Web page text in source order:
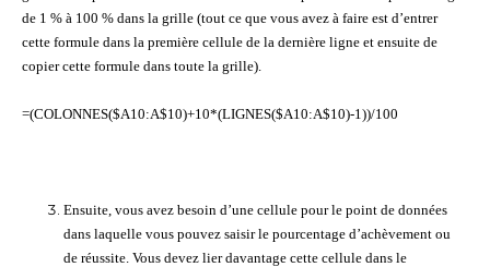
de 1 % à 100 % dans la grille (tout ce que vous avez à faire est d’entrer
cette formule dans la première cellule de la dernière ligne et ensuite de
copier cette formule dans toute la grille).
=(COLONNES($A10:A$10)+10*(LIGNES($A10:A$10)-1))/100
Ensuite, vous avez besoin d’une cellule pour le point de données
dans laquelle vous pouvez saisir le pourcentage d’achèvement ou
de réussite. Vous devez lier davantage cette cellule dans le